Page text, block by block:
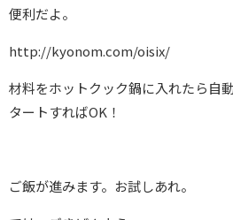
便利だよ。
http://kyonom.com/oisix/
材料をホットクック鍋に入れたら自
タートすればOK！
ご飯が進みます。お試しあれ。